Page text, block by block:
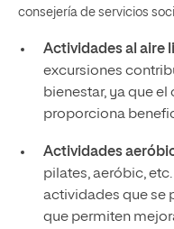
consejería de servicios
Actividades al aire
excursiones
bienestar, ya que
proporciona
Actividades
pilates, aeróbic,
actividades que se
que permiten